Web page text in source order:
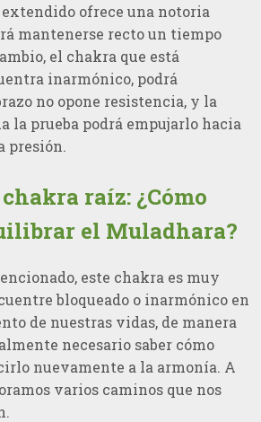
ofrece una notoria
mantenerse recto un tiempo
el chakra que está
inarmónico, podrá
no opone resistencia, y la
la prueba podrá empujarlo hacia
presión.
raíz: ¿Cómo
el Muladhara?
este chakra es muy
bloqueado o inarmónico en
de nuestras vidas, de manera
necesario saber cómo
nuevamente a la armonía. A
varios caminos que nos